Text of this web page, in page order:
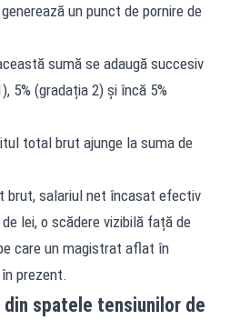
un punct de pornire de
sumă se adaugă succesiv
5% (gradația 2) și încă 5%
total brut ajunge la suma de
brut, salariul net încasat efectiv
lei, o scădere vizibilă față de
care un magistrat aflat în
prezent.
spatele tensiunilor de